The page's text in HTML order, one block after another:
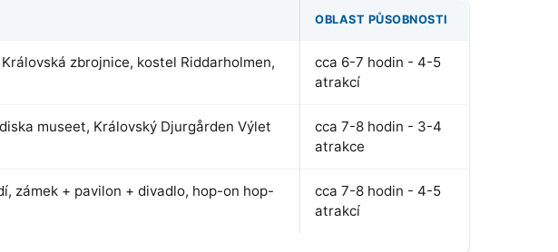
OBLAST PŮSOBNOSTI
zbrojnice, kostel Riddarholmen,
cca 6-7 hodin - 4-5
atrakcí
museet, Královský Djurgården Výlet
cca 7-8 hodin - 3-4
atrakce
zámek + pavilon + divadlo, hop-on hop-
cca 7-8 hodin - 4-5
atrakcí